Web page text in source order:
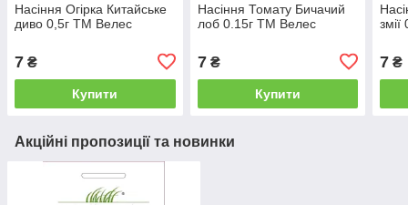
Насіння Огірка Китайське
диво 0,5г ТМ Велес
7 ₴
Купити
Насіння Томату Бичачий
лоб 0.15г ТМ Велес
7₴
Купити
7 ₴
Акційні пропозиції та новинки